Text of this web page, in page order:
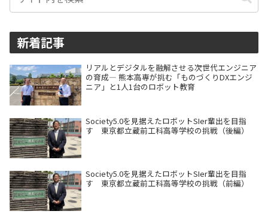
新着記事
リアルとデジタルを融解させる次世代エンジニア
の育成― 熊本高専が挑む「ものづくりDXエンジ
ニア」と1人1台のロボット教育
Society5.0を見据えたロボットSIer輩出を目指
す 東京都立蔵前工科高等学校の挑戦（後編）
Society5.0を見据えたロボットSIer輩出を目指
す 東京都立蔵前工科高等学校の挑戦（前編）